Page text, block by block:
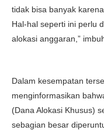
tidak bisa banyak
Hal-hal seperti ini perlu
alokasi anggaran,”
Dalam kesempatan
menginformasikan
(Dana Alokasi Khusus)
sebagian besar